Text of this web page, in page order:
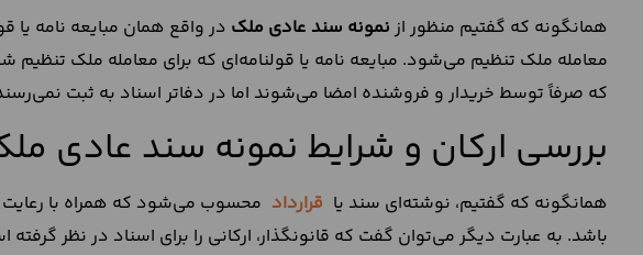
همانگونه که گفتیم منظور از نمونه سند عادی ملک در واقع همان مبایعه نامه
معامله ملک تنظیم می‌شود. مبایعه نامه یا قولنامه‌ای که برای معامله ملک تنظیم
که صرفاً توسط خریدار و فروشنده امضا می‌شوند اما در دفاتر اسناد به ثبت
بررسی ارکان و شرایط نمونه سند عادی
همانگونه که گفتیم، نوشته‌ای سند یا قرارداد محسوب می‌شود که همراه با
باشد. به عبارت دیگر می‌توان گفت که قانونگذار، ارکانی را برای اسناد در نظر